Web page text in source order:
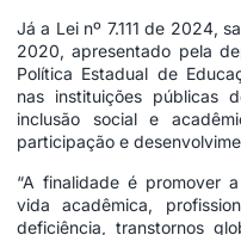
Já a Lei nº 7.111 de 2024,
2020, apresentado pela
Política Estadual de
nas instituições públicas
inclusão social e
participação e
“A finalidade é promover
vida acadêmica,
deficiência, transtornos